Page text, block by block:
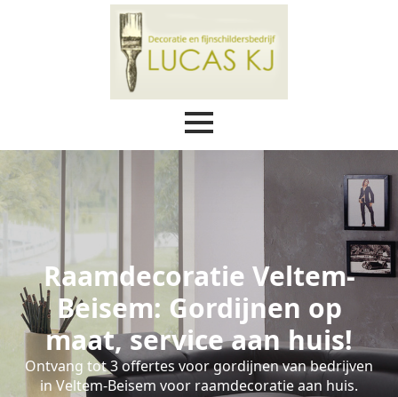
Raamdecoratie Veltem-
Beisem: Gordijnen op
maat, service aan huis!
Ontvang tot 3 offertes voor gordijnen van bedrijven
in Veltem-Beisem voor raamdecoratie aan huis.